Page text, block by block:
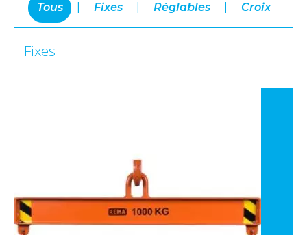
Tous Fixes Réglables Croix
Fixes